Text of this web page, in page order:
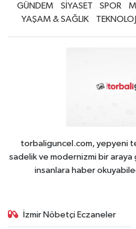
GÜNDEM SİYASET SPOR
YAŞAM & SAĞLIK
TEKNOLOJİ
torbaliguncel.com, yepyeni
sadelik ve modernizmi bir araya
insanlara haber
İzmir Nöbetçi Eczaneler